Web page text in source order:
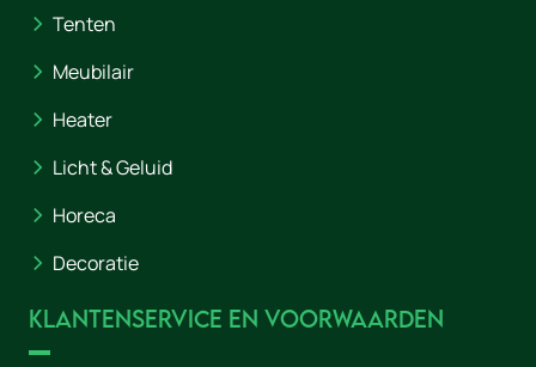
Tenten
Meubilair
Heater
Licht & Geluid
Horeca
Decoratie
Klantenservice en voorwaarden